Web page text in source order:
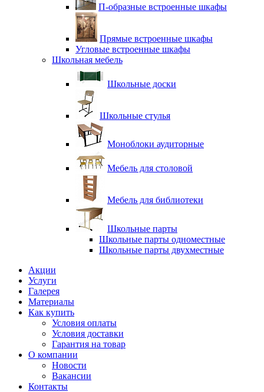
П-образные встроенные шкафы
Прямые встроенные шкафы
Угловые встроенные шкафы
Школьная мебель
Школьные доски
Школьные стулья
Моноблоки аудиторные
Мебель для столовой
Мебель для библиотеки
Школьные парты
Школьные парты одноместные
Школьные парты двухместные
Акции
Услуги
Галерея
Материалы
Как купить
Условия оплаты
Условия доставки
Гарантия на товар
О компании
Новости
Вакансии
Контакты